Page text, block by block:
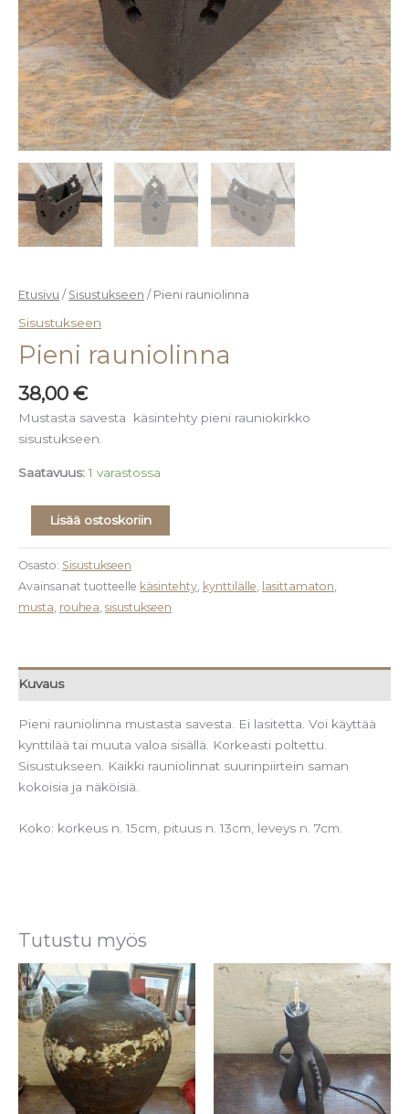
Etusivu / Sisustukseen / Pieni rauniolinna
Sisustukseen
Pieni rauniolinna
38,00 €
Mustasta savesta käsintehty pieni rauniokirkko
sisustukseen.
Saatavuus: 1 varastossa
Lisää ostoskoriin
Osasto: Sisustukseen
Avainsanat tuotteelle käsintehty kynttilälle lasittamaton
musta rouhea sisustukseen
Kuvaus
Pieni rauniolinna mustasta savesta. Ei lasitetta. Voi käyttää
kynttilää tai muuta valoa sisällä. Korkeasti poltettu.
Sisustukseen. Kaikki rauniolinnat suurinpiirtein saman
kokoisia ja näköisiä.
Koko: korkeus n. 15cm, pituus n. 13cm, leveys n. 7cm.
Tutustu myös